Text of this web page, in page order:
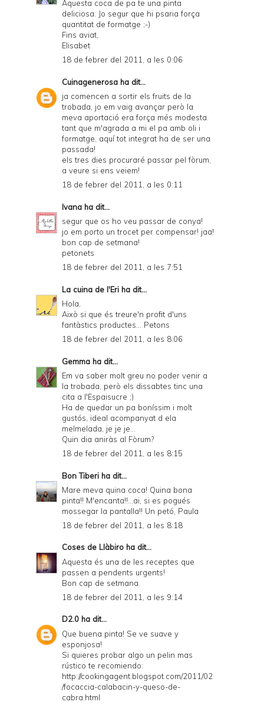
Aquesta coca de pa te una pinta
deliciosa. Jo segur que hi psaria força
quantitat de formatge ;-)
Fins aviat,
Elisabet
18 de febrer del 2011, a les 0:06
Cuinagenerosa ha dit...
ja comencen a sortir els fruits de la
trobada, jo em vaig avançar però la
meva aportació era força més modesta.
tant que m'agrada a mi el pa amb oli i
formatge, aquí tot integrat ha de ser una
passada!
els tres dies procuraré passar pel fòrum,
a veure si ens veiem!
18 de febrer del 2011, a les 0:11
Ivana ha dit...
segur que os ho veu passar de conya!
jo em porto un trocet per compensar! jaa!
bon cap de setmana!
petonets
18 de febrer del 2011, a les 7:51
La cuina de l'Eri ha dit...
Hola,
Això si que és treure'n profit d'uns
fantàstics productes... Petons
18 de febrer del 2011, a les 8:06
Gemma ha dit...
Em va saber molt greu no poder venir a
la trobada, però els dissabtes tinc una
cita a l'Espaisucre ;)
Ha de quedar un pa boníssim i molt
gustós, ideal acompanyat d ela
melmelada, je je je...
Quin dia aniràs al Fòrum?
18 de febrer del 2011, a les 8:15
Bon Tiberi ha dit...
Mare meva quina coca! Quina bona
pinta!! M'encanta!!...ai, si es pogués
mossegar la pantalla!! Un petó, Paula
18 de febrer del 2011, a les 8:18
Coses de Llàbiro ha dit...
Aquesta és una de les receptes que
passen a pendents urgents!
Bon cap de setmana.
18 de febrer del 2011, a les 9:14
D2.0 ha dit...
Que buena pinta! Se ve suave y
esponjosa!
Si quieres probar algo un pelin mas
rústico te recomiendo:
http://cookingagent.blogspot.com/2011/02
/focaccia-calabacin-y-queso-de-
cabra.html